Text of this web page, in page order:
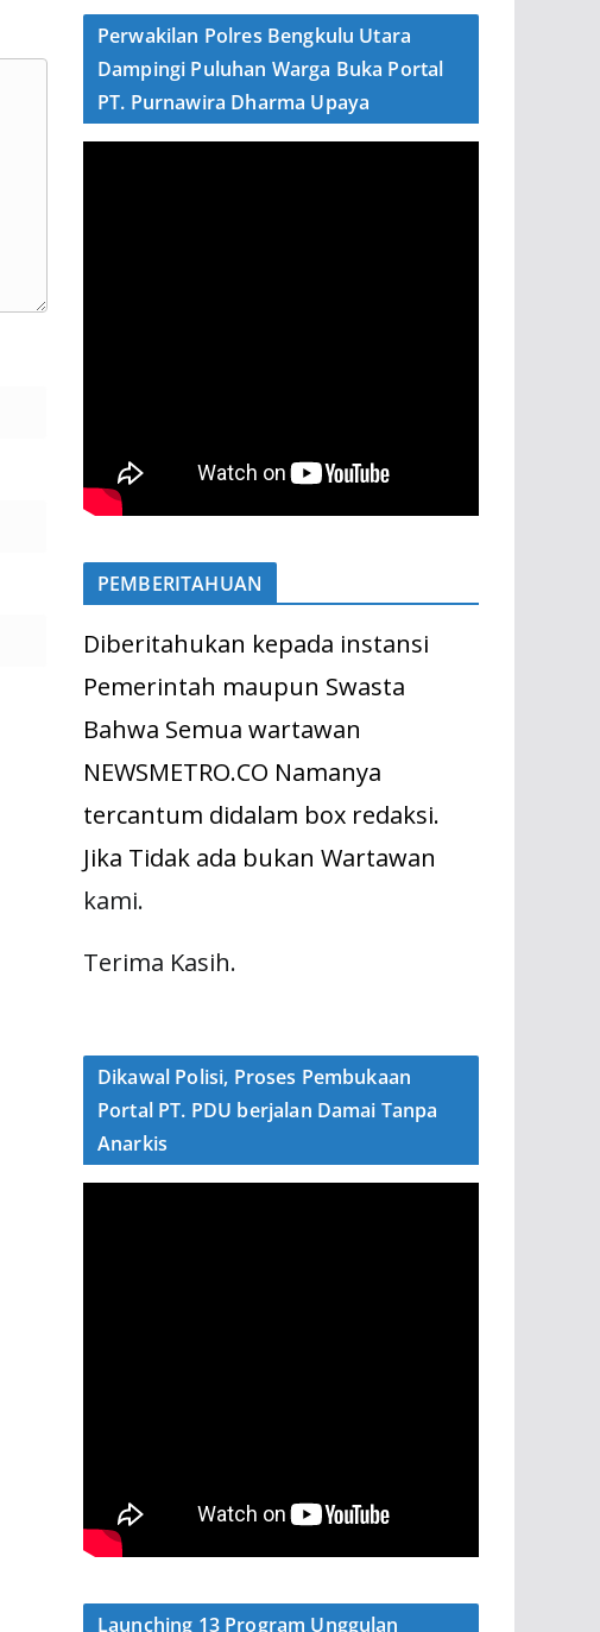
Perwakilan Polres Bengkulu Utara
Dampingi Puluhan Warga Buka Portal
PT. Purnawira Dharma Upaya
PEMBERITAHUAN
Diberitahukan kepada instansi
Pemerintah maupun Swasta
Bahwa Semua wartawan
NEWSMETRO.CO Namanya
tercantum didalam box redaksi.
Jika Tidak ada bukan Wartawan
kami.
Terima Kasih.
Dikawal Polisi, Proses Pembukaan
Portal PT. PDU berjalan Damai Tanpa
Anarkis
Launching 13 Program Unggulan